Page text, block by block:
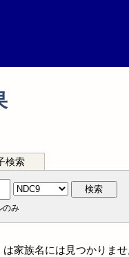
検索
検索
のみ
家族名には見つかりませ